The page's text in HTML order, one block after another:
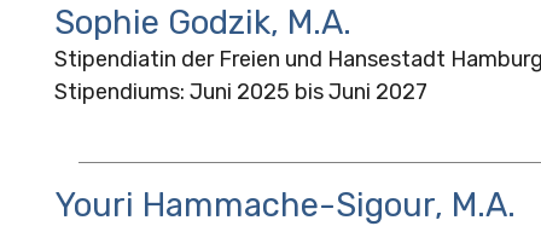
Sophie Godzik, M.A.
Stipendiatin der Freien und Hansestadt
Stipendiums: Juni 2025 bis Juni 2027
Youri Hammache-Sigour, M.A.